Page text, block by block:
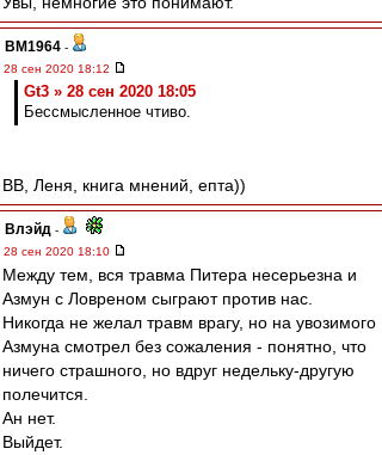
BM1964 -
28 сен 2020 18:12
Gt3 » 28 сен 2020 18:05
Бессмысленное чтиво.
ВВ, Леня, книга мнений, епта))
Влэйд -
28 сен 2020 18:10
Между тем, вся травма Питера несерьезна и
Азмун с Ловреном сыграют против нас.
Никогда не желал травм врагу, но на увозимого
Азмуна смотрел без сожаления - понятно, что
ничего страшного, но вдруг недельку-другую
полечится.
Ан нет.
Выйдет.